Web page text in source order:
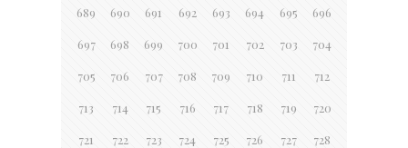
689 690 691 692 693 694 695 696
697 698 699 700 701 702 703 704
705 706 707 708 709 710 711 712
713 714 715 716 717 718 719 720
721 722 723 724 725 726 727 728